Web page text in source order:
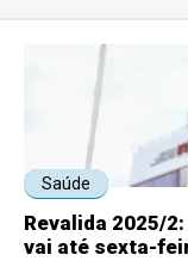
Saúde
Revalida 2025/
vai até sexta-